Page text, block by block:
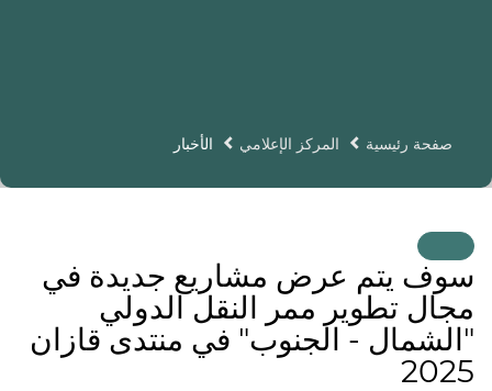
صفحة رئيسية المركز الإعلامي الأخبار
سوف يتم عرض مشاريع جديدة في
مجال تطوير ممر النقل الدولي
"الشمال - الجنوب" في منتدى قازان
2025